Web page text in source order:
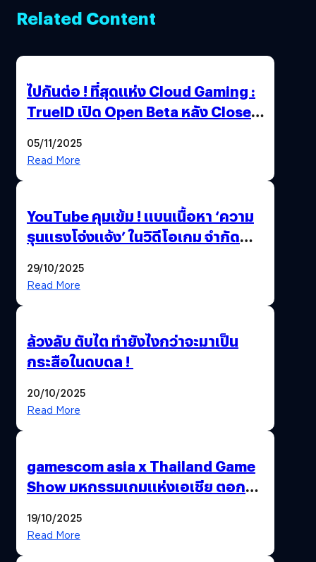
Related Content
ไปกันต่อ ! ที่สุดแห่ง Cloud Gaming :
TrueID เปิด Open Beta หลัง Close
Thailand Game Show 2025 ทะลุ 15
ล้านครั้ง
05/11/2025
Read More
YouTube คุมเข้ม ! แบนเนื้อหา ‘ความ
รุนแรงโจ่งแจ้ง’ ในวิดีโอเกม จำกัด
29/10/2025
Read More
ล้วงลับ ตับไต ทำยังไงกว่าจะมาเป็น
กระสือในดบดล !
20/10/2025
Read More
gamescom asia x Thailand Game
Show มหกรรมเกมแห่งเอเชีย ตอกย้ำ
พาณิชย์ร่วมชูความสำเร็จ
19/10/2025
Read More